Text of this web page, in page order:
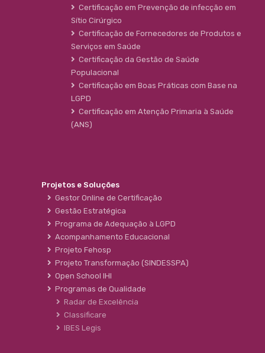
Certificação em Prevenção de infecção em
Sítio Cirúrgico
Certificação de Fornecedores de Produtos e
Serviços em Saúde
Certificação da Gestão de Saúde
Populacional
Certificação em Boas Práticas com Base na
LGPD
Certificação em Atenção Primaria à Saúde
(ANS)
Projetos e Soluções
Gestor Online de Certificação
Gestão Estratégica
Programa de Adequação à LGPD
Acompanhamento Educacional
Projeto Fehosp
Projeto Transformação (SINDESSPA)
Open School IHI
Programas de Qualidade
Radar de Excelência
Classificare
IBES Legis